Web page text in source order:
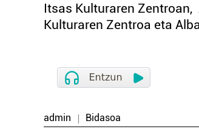
Itsas Kulturaren
Kulturaren Zentroa eta
admin Bidasoa